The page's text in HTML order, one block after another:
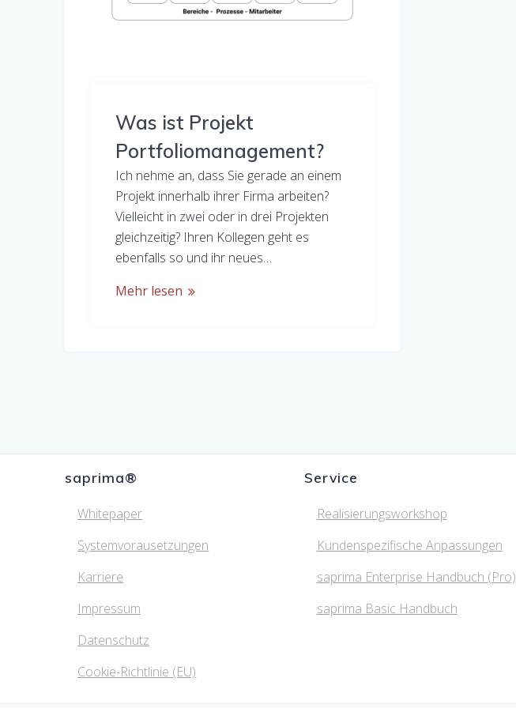
Was ist Projekt
Portfoliomanagement?
Ich nehme an, dass Sie gerade an einem
Projekt innerhalb ihrer Firma arbeiten?
Vielleicht in zwei oder in drei Projekten
gleichzeitig? Ihren Kollegen geht es
ebenfalls so und ihr neues…
Mehr lesen
saprima®
Whitepaper
Systemvorausetzungen
Karriere
Impressum
Datenschutz
Cookie-Richtlinie (EU)
Service
Realisierungsworkshop
Kundenspezifische Anpassungen
saprima Enterprise Handbuch (Pro)
saprima Basic Handbuch